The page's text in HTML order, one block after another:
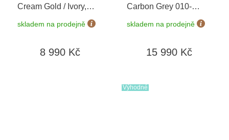
Cream Gold / Ivory,
02785-04
skladem na prodejně
8 990 Kč
Carbon Grey 010-
+ možnost
výměny do 90 dní
skladem na prodejně
15 990 Kč
Výhodné